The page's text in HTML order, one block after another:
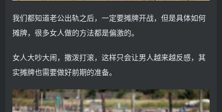
我们都知道老公出轨之后，一定要摊牌开战，但是具体如何
摊牌，很多女人做的方法都是偏激的。
女人大吵大闹，撒泼打滚，这样只会让男人越来越反感，其
实摊牌也需要做好前期的准备。